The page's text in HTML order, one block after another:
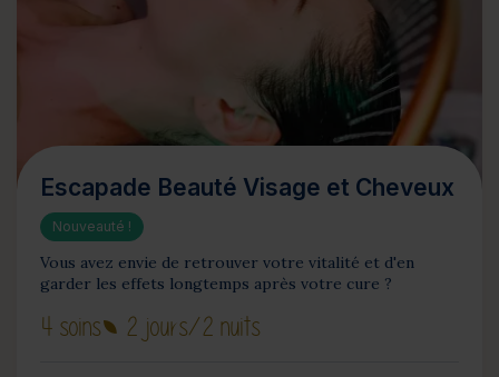
Escapade Beauté Visage et Cheveux
Nouveauté !
Vous avez envie de retrouver votre vitalité et d'en
garder les effets longtemps après votre cure ?
4 soins 2 jours/2 nuits